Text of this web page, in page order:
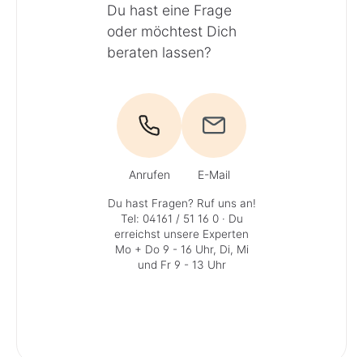
Du hast eine Frage
oder möchtest Dich
beraten lassen?
Anrufen E-Mail
Du hast Fragen? Ruf uns an!
Tel: 04161 / 51 16 0· Du
erreichst unsere Experten
Mo + Do 9 - 16 Uhr, Di, Mi
und Fr 9 - 13 Uhr